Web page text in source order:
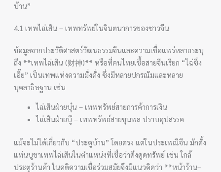
บ้าน”
4.1 เทพไฉ่เสิน – เทพทรัพย์ในจินตนาการของชาวจีน
ข้อมูลจากประวัติศาสตร์วัฒนธรรมจีนและความเชื่อแพร่หลายระบุ
ถึง **เทพไฉ่เสิน (财神)** หรือที่คนไทยเชื้อสายจีนเรียก “ไฉ่ซิ่ง
เอี๊ย” เป็นเทพแห่งความมั่งคั่ง ซึ่งมีหลายปกรณัมและหลาย
บุคลาธิษฐาน เช่น
ไฉ่เสินฝ่ายบุ๋น – เทพทรัพย์สายการค้าการเงิน
ไฉ่เสินฝ่ายบู๊ – เทพทรัพย์สายขุนพล ปราบอุปสรรค
แม้จะไม่ได้เกี่ยวกับ “ประตูบ้าน” โดยตรง แต่ในประเพณีจีน มักตั้ง
แท่นบูชาเทพไฉ่เสินในตำแหน่งที่เชื่อว่าดึงดูดทรัพย์ เช่น ใกล้
ประตูร้านค้า ในคติความเชื่อร่วมสมัยจึงมีแนวคิดว่า **หน้าร้าน–